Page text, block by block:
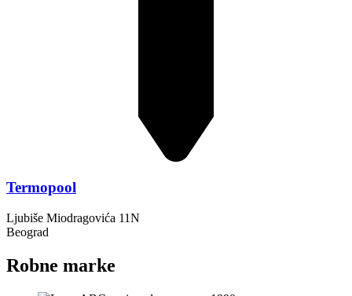
Termopool
Ljubiše Miodragovića 11N
Beograd
Robne marke